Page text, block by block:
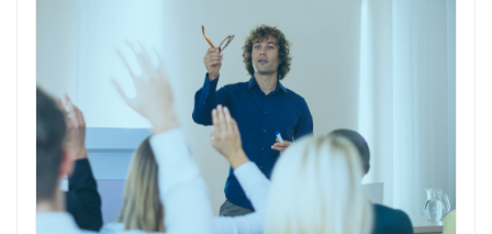
l’adaptation des activités pédagogiques, veille à la
sécurité et au bien-être des enfants, et collabore
étroitement avec les enseignants et les familles
pour garantir un environnement éducatif inclusif et
bienveillant.